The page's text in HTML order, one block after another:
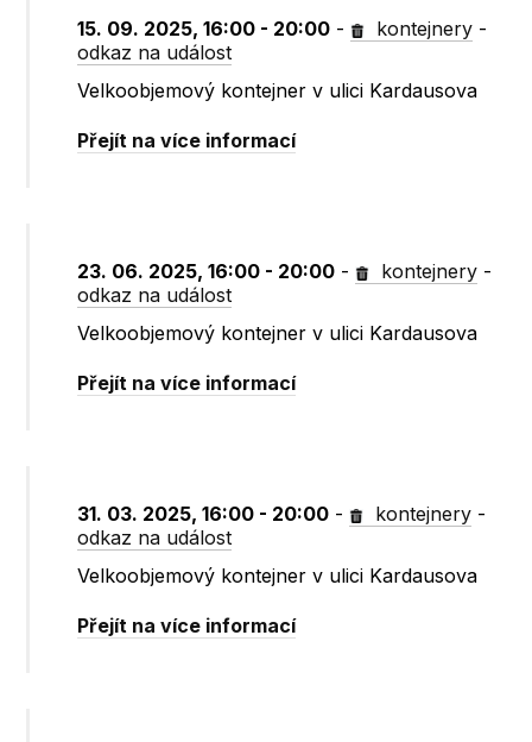
15. 09. 2025, 16:00 - 20:00 - kontejnery -
odkaz na událost
Velkoobjemový kontejner v ulici Kardausova
Přejít na více informací
23. 06. 2025, 16:00 - 20:00 - kontejnery -
odkaz na událost
Velkoobjemový kontejner v ulici Kardausova
Přejít na více informací
31. 03. 2025, 16:00 - 20:00 - kontejnery -
odkaz na událost
Velkoobjemový kontejner v ulici Kardausova
Přejít na více informací